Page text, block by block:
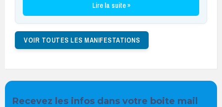
Lire la suite »
VOIR TOUTES LES MANIFESTATIONS
Recevez les infos dans votre boite mail